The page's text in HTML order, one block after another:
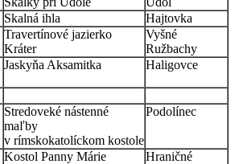
Skalná ihla
Hajtovka
Travertínové jazierko
Kráter
Vyšné
Ružbachy
Jaskyňa Aksamitka Haligovce
Stredoveké nástenné
maľby
v rímskokatolíckom kostole
Podolínec
Kostol Panny Márie
Hraničné